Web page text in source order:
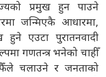
प्रमुख हुन पाउने
जन्मिएकै आधारमा,
हुने एउटा पुरातनवादी
गणतन्त्र भनेको चाहीँ
चलाउने र जनताको